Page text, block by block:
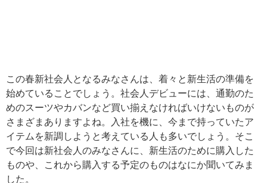
この春新社会人となるみなさんは、着々と新生活の準備を
始めていることでしょう。社会人デビューには、通勤のた
めのスーツやカバンなど買い揃えなければいけないものが
さまざまありますよね。入社を機に、今まで持っていたア
イテムを新調しようと考えている人も多いでしょう。そこ
で今回は新社会人のみなさんに、新生活のために購入した
ものや、これから購入する予定のものはなにか聞いてみま
した。